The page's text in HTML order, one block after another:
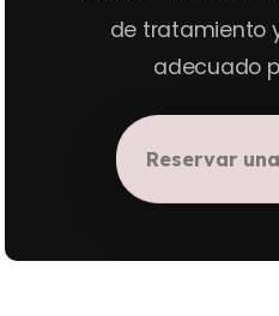
de tratamiento
adecuado
Reservar